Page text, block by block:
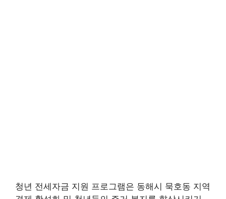
청년 전세자금 지원 프로그램은 동해시 묵호동 지역